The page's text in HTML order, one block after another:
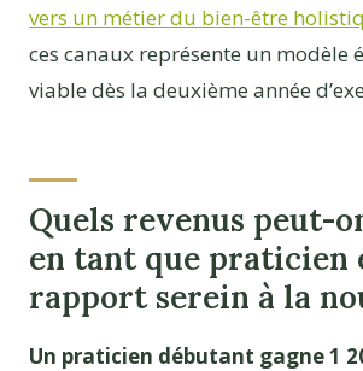
vers un métier du bien-être
ces canaux représente un modèle
viable dès la deuxième année
Quels revenus peut-
en tant que praticien
rapport serein à la
Un praticien débutant gagne 1